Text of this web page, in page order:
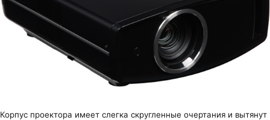
Корпус проектора имеет слегка скругленные очертания и вытянут